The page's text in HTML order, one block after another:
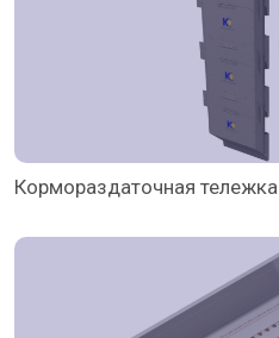
Кормораздаточная тележка